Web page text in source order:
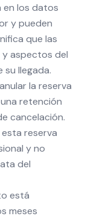
en los datos
y pueden
que las
aspectos del
llegada.
la reserva
retención
cancelación.
reserva
y no
del
está
meses